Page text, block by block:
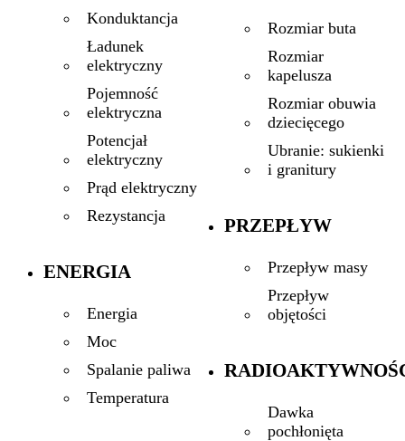
Konduktancja
Ładunek
elektryczny
Pojemność
elektryczna
Potencjał
elektryczny
Prąd elektryczny
Rezystancja
ENERGIA
Energia
Moc
Spalanie paliwa
Temperatura
Rozmiar buta
Rozmiar
kapelusza
Rozmiar obuwia
dziecięcego
Ubranie: sukienki
i granitury
PRZEPŁYW
Przepływ masy
Przepływ
objętości
Dawka
pochłonięta